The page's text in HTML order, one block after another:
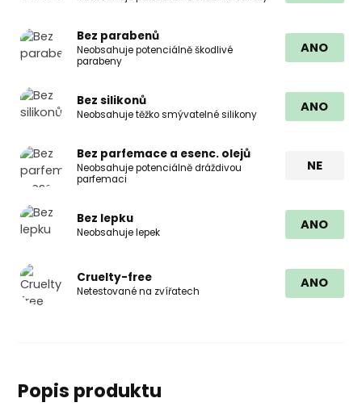
Bez parabenů
Neobsahuje potenciálně škodlivé
parabeny
ANO
Bez silikonů
Neobsahuje těžko smývatelné silikony
ANO
Bez parfemace a esenc. olejů
Neobsahuje potenciálně dráždivou
parfemaci
NE
Bez lepku
Neobsahuje lepek
ANO
Cruelty-free
Netestované na zvířatech
ANO
Popis produktu